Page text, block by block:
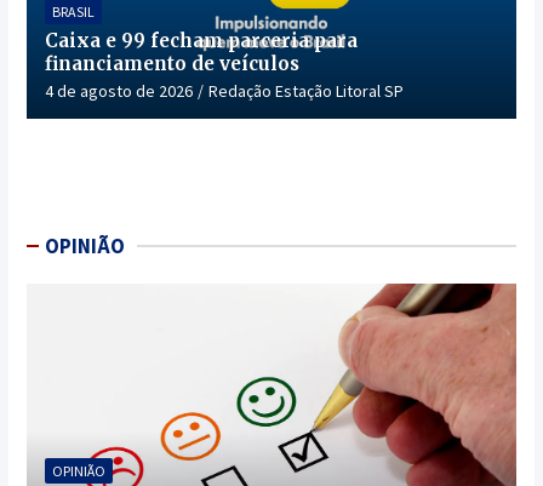
BRASIL
Caixa e 99 fecham parceria para
financiamento de veículos
4 de agosto de 2026 Redação Estação Litoral SP
OPINIÃO
OPINIÃO